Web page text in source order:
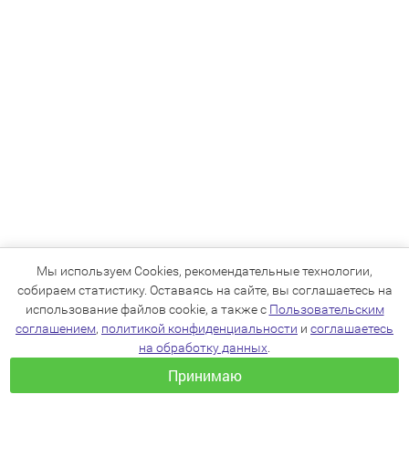
Мы используем Cookies, рекомендательные технологии,
собираем статистику. Оставаясь на сайте, вы соглашаетесь на
использование файлов cookie, а также с Пользовательским
соглашением, политикой конфиденциальности и соглашаетесь
на обработку данных
Принимаю